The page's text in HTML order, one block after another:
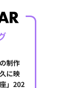
制作
に映
」202